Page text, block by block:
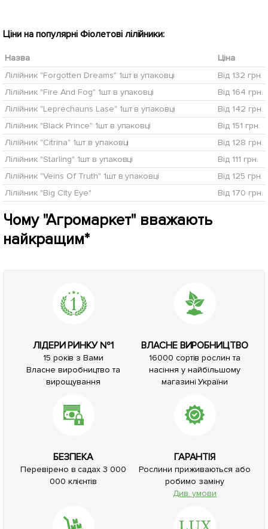
Ціни на популярні Фіолетові лілійники:
Назва
Ціна
Лілійник "Forgotten Dreams" 1шт в упаковці
Від 132 грн.
Лілійник "Fire And Fog" 1шт в упаковці
Від 164 грн.
Лілійник "Leprechauns Lase" 1шт в упаковці
Від 142 грн.
Лілійник "Black Prince" 1шт в упаковці
Від 151 грн.
Лілійник "Citrina" 1шт в упаковці
Від 128 грн.
Лілійник "Starling" 1шт в упаковці
Від 111 грн.
Лілійник "Veins Of Truth" 1шт в упаковці
Від 125 грн.
Лілійник "Big City Eye"
Від 170 грн.
Чому "Агромаркет" вважають
найкращим*
ЛІДЕРИ РИНКУ №1
15 років з Вами
Власне виробництво та
вирощування
ВЛАСНЕ ВИРОБНИЦТВО
16000 сортів рослин та
насіння у найбільшому
магазині України
БЕЗПЕКА
Перевірено в садах 3 000
000 клієнтів
ГАРАНТІЯ
Рослини приживаються або
робимо заміну
Див. умови